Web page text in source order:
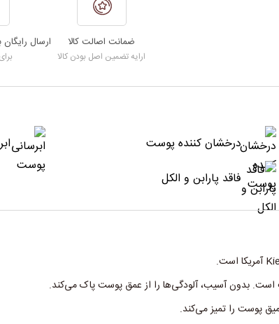
ضمانت اصالت کالا
ارایه تضمین اصل بودن کالا
ارسال رایگان بالای
درخشان کننده پوست
فاقد پارابن و الکل
بدون آسیب، آلودگی‌ها را از عمق پوست پاک می‌کند.
پوست را تمیز می‌کند.